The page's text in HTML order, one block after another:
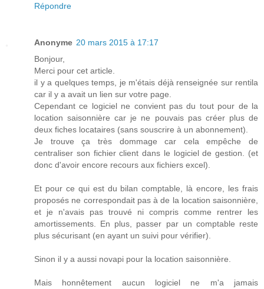
Répondre
Anonyme 20 mars 2015 à 17:17
Bonjour,
Merci pour cet article.
il y a quelques temps, je m'étais déjà renseignée sur rentila
car il y a avait un lien sur votre page.
Cependant ce logiciel ne convient pas du tout pour de la
location saisonnière car je ne pouvais pas créer plus de
deux fiches locataires (sans souscrire à un abonnement).
Je trouve ça très dommage car cela empêche de
centraliser son fichier client dans le logiciel de gestion. (et
donc d'avoir encore recours aux fichiers excel).
Et pour ce qui est du bilan comptable, là encore, les frais
proposés ne correspondait pas à de la location saisonnière,
et je n'avais pas trouvé ni compris comme rentrer les
amortissements. En plus, passer par un comptable reste
plus sécurisant (en ayant un suivi pour vérifier).
Sinon il y a aussi novapi pour la location saisonnière.
Mais honnêtement aucun logiciel ne m'a jamais